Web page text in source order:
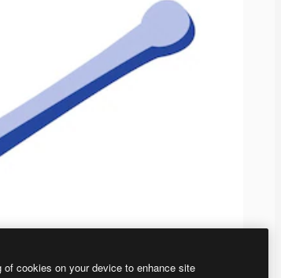
cookies on your device to enhance site